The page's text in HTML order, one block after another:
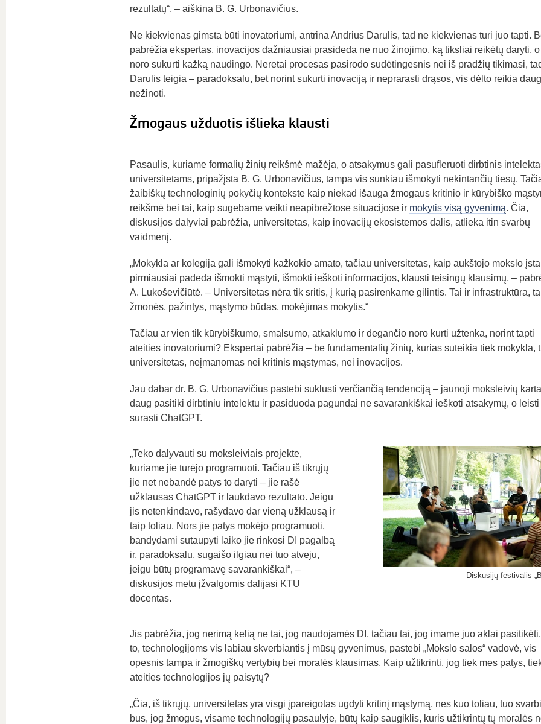
rezultatų“, – aiškina B. G. Urbonavičius.
Ne kiekvienas gimsta būti inovatoriumi, antrina Andrius Darulis, tad ne kiekvienas turi juo tapti.
pabrėžia ekspertas, inovacijos dažniausiai prasideda ne nuo žinojimo, ką tiksliai reikėtų daryti,
noro sukurti kažką naudingo. Neretai procesas pasirodo sudėtingesnis nei iš pradžių tikimasi,
Darulis teigia – paradoksalu, bet norint sukurti inovaciją ir neprarasti drąsos, vis dėlto reikia
nežinoti.
Žmogaus užduotis išlieka klausti
Pasaulis, kuriame formalių žinių reikšmė mažėja, o atsakymus gali pasufleruoti dirbtinis
universitetams, pripažįsta B. G. Urbonavičius, tampa vis sunkiau išmokyti nekintančių tiesų.
žaibiškų technologinių pokyčių kontekste kaip niekad išauga žmogaus kritinio ir kūrybiško
reikšmė bei tai, kaip sugebame veikti neapibrėžtose situacijose ir mokytis visą gyvenimą. Čia,
diskusijos dalyviai pabrėžia, universitetas, kaip inovacijų ekosistemos dalis, atlieka itin svarbų
vaidmenį.
„Mokykla ar kolegija gali išmokyti kažkokio amato, tačiau universitetas, kaip aukštojo mokslo
pirmiausiai padeda išmokti mąstyti, išmokti ieškoti informacijos, klausti teisingų klausimų, –
A. Lukoševičiūtė. – Universitetas nėra tik sritis, į kurią pasirenkame gilintis. Tai ir infrastruktūra,
žmonės, pažintys, mąstymo būdas, mokėjimas mokytis.“
Tačiau ar vien tik kūrybiškumo, smalsumo, atkaklumo ir degančio noro kurti užtenka, norint tapti
ateities inovatoriumi? Ekspertai pabrėžia – be fundamentalių žinių, kurias suteikia tiek mokykla,
universitetas, neįmanomas nei kritinis mąstymas, nei inovacijos.
Jau dabar dr. B. G. Urbonavičius pastebi suklusti verčiančią tendenciją – jaunoji moksleivių
daug pasitiki dirbtiniu intelektu ir pasiduoda pagundai ne savarankiškai ieškoti atsakymų, o leisti
surasti ChatGPT.
„Teko dalyvauti su moksleiviais projekte,
kuriame jie turėjo programuoti. Tačiau iš tikrųjų
jie net nebandė patys to daryti – jie rašė
užklausas ChatGPT ir laukdavo rezultato. Jeigu
jis netenkindavo, rašydavo dar vieną užklausą ir
taip toliau. Nors jie patys mokėjo programuoti,
bandydami sutaupyti laiko jie rinkosi DI pagalbą
ir, paradoksalu, sugaišo ilgiau nei tuo atveju,
jeigu būtų programavę savarankiškai“, –
diskusijos metu įžvalgomis dalijasi KTU
docentas.
Diskusijų festivalis
Jis pabrėžia, jog nerimą kelią ne tai, jog naudojamės DI, tačiau tai, jog imame juo aklai
to, technologijoms vis labiau skverbiantis į mūsų gyvenimus, pastebi „Mokslo salos“ vadovė, vis
opesnis tampa ir žmogiškų vertybių bei moralės klausimas. Kaip užtikrinti, jog tiek mes patys,
ateities technologijos jų paisytų?
„Čia, iš tikrųjų, universitetas yra visgi įpareigotas ugdyti kritinį mąstymą, nes kuo toliau, tuo
bus, jog žmogus, visame technologijų pasaulyje, būtų kaip saugiklis, kuris užtikrintų tų moralės